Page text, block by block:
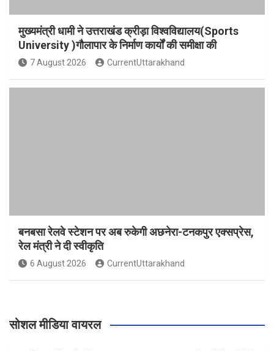
मुख्यमंत्री धामी ने उत्तराखंड क्रीड़ा विश्वविद्यालय(Sports
University )गौलापार के निर्माण कार्यों की समीक्षा की
7 August 2026 CurrentUttarakhand
बनबसा रेलवे स्टेशन पर अब रुकेगी अछनेरा-टनकपुर एक्सप्रेस,
रेल मंत्री ने दी स्वीकृति
6 August 2026 CurrentUttarakhand
सोशल मीडिया वायरल